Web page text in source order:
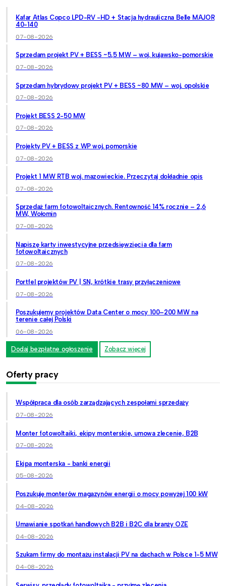
Kafar Atlas Copco LPD-RV -HD + Stacja hydrauliczna Belle MAJOR
40-140
07-08-2026
Sprzedam projekt PV + BESS ~5,5 MW – woj. kujawsko-pomorskie
07-08-2026
Sprzedam hybrydowy projekt PV + BESS ~80 MW – woj. opolskie
07-08-2026
Projekt BESS 2-50 MW
07-08-2026
Projekty PV + BESS z WP woj. pomorskie
07-08-2026
Projekt 1 MW RTB woj. mazowieckie. Przeczytaj dokładnie opis
07-08-2026
Sprzedaż farm fotowoltaicznych. Rentowność 14% rocznie – 2,6
MW, Wołomin
07-08-2026
Napiszę karty inwestycyjne przedsięwzięcia dla farm
fotowoltaicznych
07-08-2026
Portfel projektów PV | SN, krótkie trasy przyłączeniowe
07-08-2026
Poszukujemy projektów Data Center o mocy 100–200 MW na
terenie całej Polski
06-08-2026
Dodaj bezpłatne ogłoszenie Zobacz więcej
Oferty pracy
Współpraca dla osób zarządzających zespołami sprzedaży
07-08-2026
Monter fotowoltaiki, ekipy monterskie, umowa zlecenie, B2B
07-08-2026
Ekipa monterska - banki energii
05-08-2026
Poszukuję monterów magazynów energii o mocy powyżej 100 kW
04-08-2026
Umawianie spotkań handlowych B2B i B2C dla branży OZE
04-08-2026
Szukam firmy do montażu instalacji PV na dachach w Polsce 1-5 MW
04-08-2026